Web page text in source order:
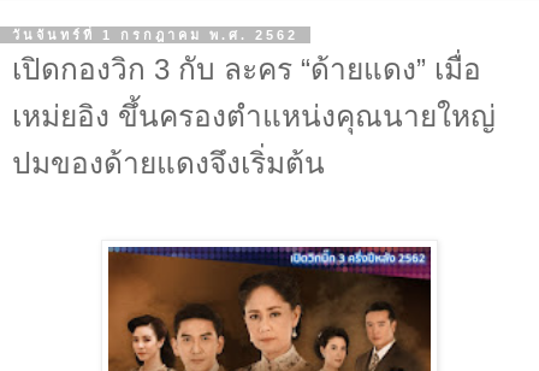
วันจันทร์ที่ 1 กรกฎาคม พ.ศ. 2562
เปิดกองวิก 3 กับ ละคร “ด้ายแดง” เมื่อ
เหม่ยอิง ขึ้นครองตำแหน่งคุณนายใหญ่
ปมของด้ายแดงจึงเริ่มต้น